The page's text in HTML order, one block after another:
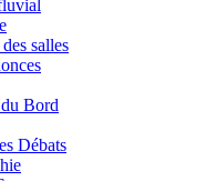
salles
Bord
Débats